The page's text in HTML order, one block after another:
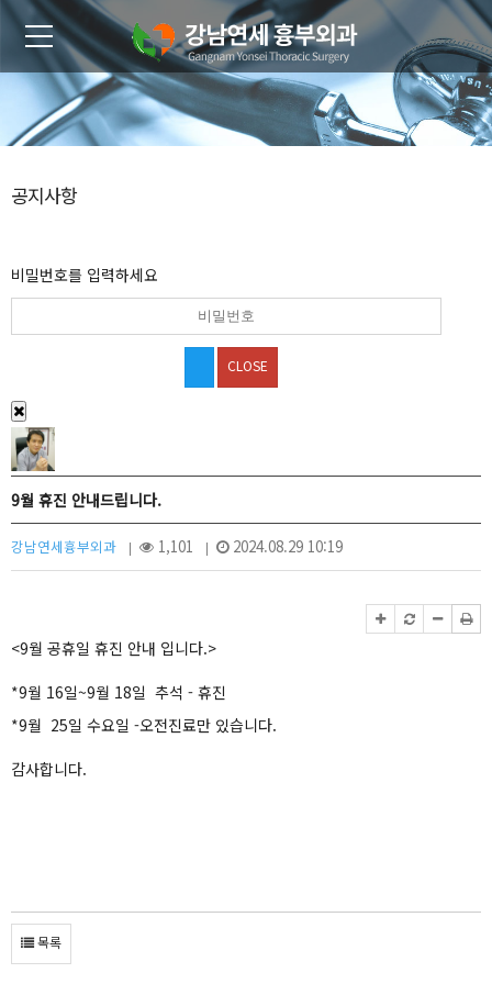
공지사항
비밀번호를 입력하세요
CLOSE
9월 휴진 안내드립니다.
강남연세흉부외과 | 1,101 | 2024.08.29 10:19
<9월 공휴일 휴진 안내 입니다.>
*9월 16일~9월 18일 추석 - 휴진
*9월 25일 수요일 -오전진료만 있습니다.
감사합니다.
목록